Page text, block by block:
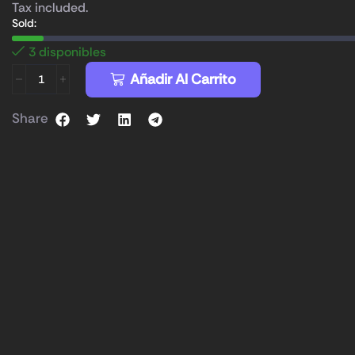
Tax included.
Sold:
3 disponibles
Añadir Al Carrito
Share